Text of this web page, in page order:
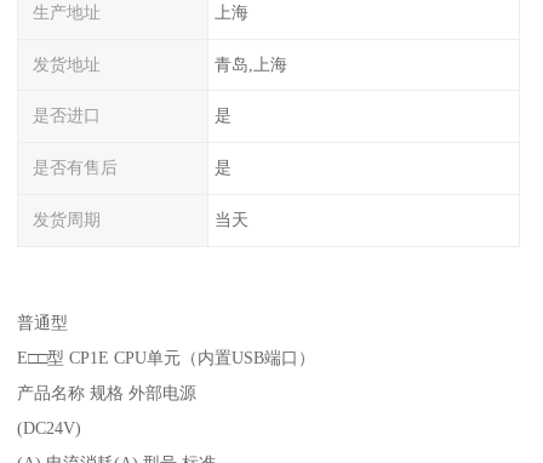
生产地址 上海
发货地址 青岛,上海
是否进口 是
是否有售后 是
发货周期 当天
普通型
E□□型 CP1E CPU单元（内置USB端口）
产品名称 规格 外部电源
(DC24V)